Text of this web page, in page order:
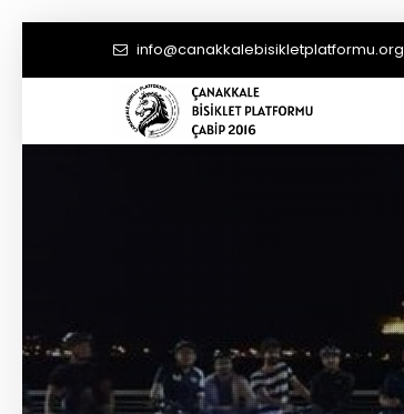
info@canakkalebisikletplatformu.org